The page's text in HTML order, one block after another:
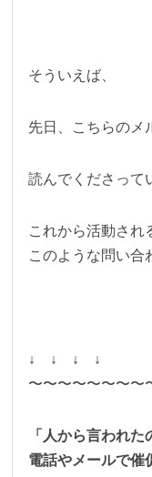
そういえば、
先日、こちらのメ
読んでくださって
これから活動され
このような問い合
↓ ↓ ↓ ↓
〜〜〜〜〜〜〜〜
「人から言われた
電話やメールで催